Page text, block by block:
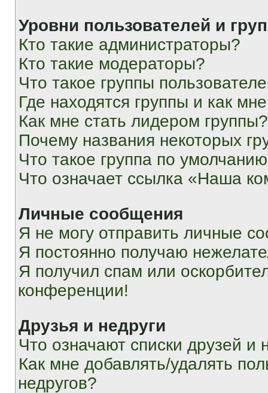
Уровни пользователей и
Кто такие администраторы?
Кто такие модераторы?
Что такое группы
Где находятся группы и как
Как мне стать лидером группы?
Почему названия некоторых
Что такое группа по
Что означает ссылка «Наша
Личные сообщения
Я не могу отправить личные
Я постоянно получаю
Я получил спам или
конференции!
Друзья и недруги
Что означают списки друзей и
Как мне добавлять/удалять
недругов?